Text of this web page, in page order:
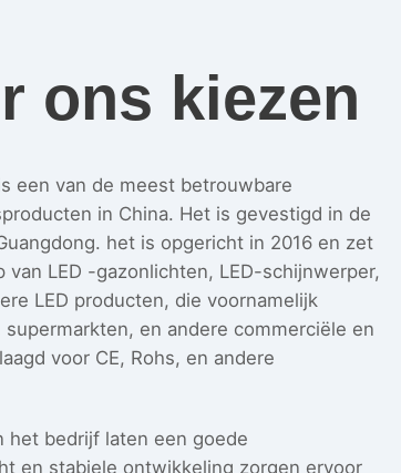
ons kiezen
een van de meest betrouwbare
in China. Het is gevestigd in de
het is opgericht in 2016 en zet
LED -gazonlichten, LED-schijnwerper,
LED producten, die voornamelijk
en andere commerciële en
voor CE, Rohs, en andere
het bedrijf laten een goede
en stabiele ontwikkeling zorgen ervoor